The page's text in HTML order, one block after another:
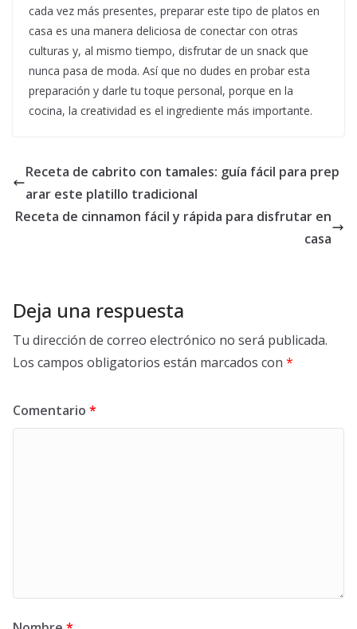
cada vez más presentes, preparar este tipo de platos en
casa es una manera deliciosa de conectar con otras
culturas y, al mismo tiempo, disfrutar de un snack que
nunca pasa de moda. Así que no dudes en probar esta
preparación y darle tu toque personal, porque en la
cocina, la creatividad es el ingrediente más importante.
Receta de cabrito con tamales: guía fácil para prep
arar este platillo tradicional
Receta de cinnamon fácil y rápida para disfrutar en
casa
Deja una respuesta
Tu dirección de correo electrónico no será publicada.
Los campos obligatorios están marcados con *
Comentario *